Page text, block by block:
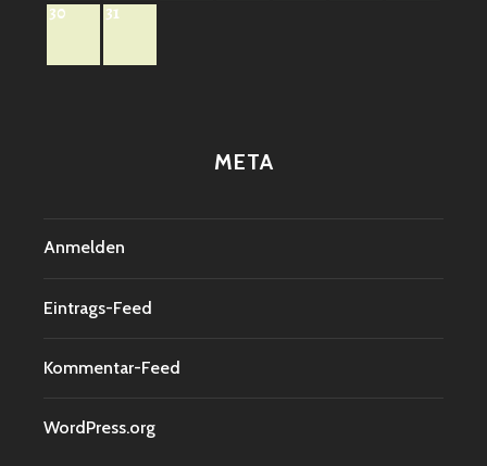
30 31
META
Anmelden
Eintrags-Feed
Kommentar-Feed
WordPress.org